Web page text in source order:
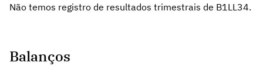
Não temos registro de resultados trimestrais de B1LL34.
Balanços